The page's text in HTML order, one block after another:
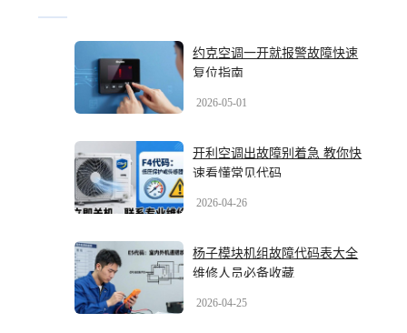
约克空调一开就报警故障快速
复位指南
2026-05-01
开利空调出故障别着急 教你快
速看懂常见代码
2026-04-26
杨子模块机组故障代码表大全
维修人员必备收藏
2026-04-25